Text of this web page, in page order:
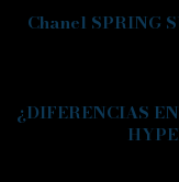
Chanel SPRING
¿DIFERENCIAS